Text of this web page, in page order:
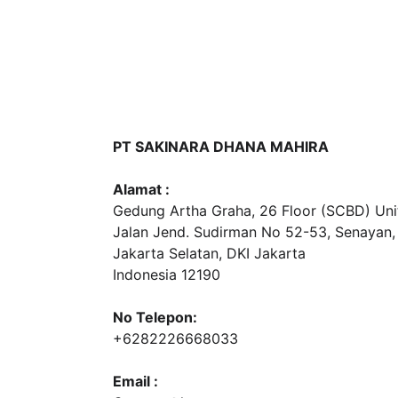
PT SAKINARA DHANA MAHIRA
Alamat :
Gedung Artha Graha, 26 Floor (SCBD)
Jalan Jend. Sudirman No 52-53,
Jakarta Selatan, DKI Jakarta
Indonesia 12190
No Telepon:
+6282226668033
Email :